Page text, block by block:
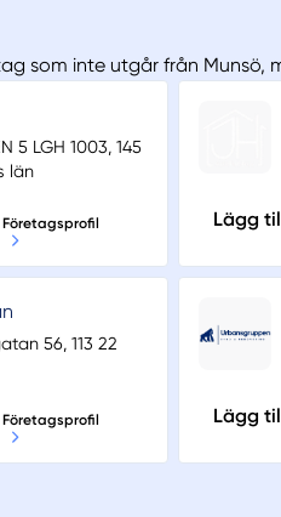
som inte utgår från Munsö,
5 LGH 1003, 145
län
Företagsprofil Lägg
56, 113 22
Företagsprofil Lägg